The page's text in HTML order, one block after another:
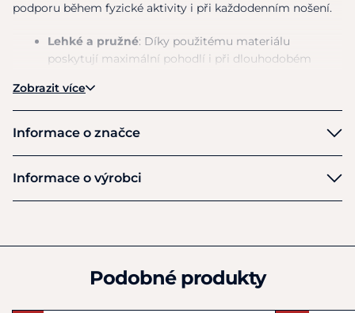
podporu během fyzické aktivity i při každodenním nošení.
Lehké a pružné: Díky použitému materiálu
poskytují maximální pohodlí i při dlouhodobém
Komprese pro podporu svalů
efekt přispívá k lepšímu krevnímu oběhu a pomáhá
snižovat únavu svalů.
Zobrazit více
Informace o značce
Kerbl
Informace o výrobci
Felizenzell 9 Postfach 54
Podobné produkty